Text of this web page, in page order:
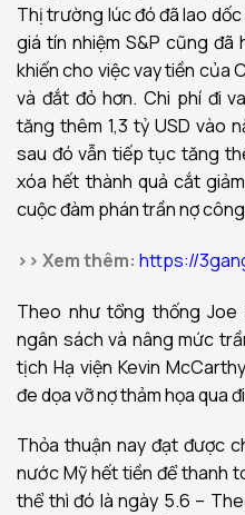
Thị trường lúc đó đã lao
giá tín nhiệm S&P cũng
khiến cho việc vay tiền của
và đắt đỏ hơn. Chi phí đi
tăng thêm 1,3 tỷ USD vào
sau đó vẫn tiếp tục tăng
xóa hết thành quả cắt
cuộc đàm phán trần nợ
>> Xem thêm: https://
Theo như tổng thống Joe
ngân sách và nâng mức
tịch Hạ viện Kevin
đe dọa vỡ nợ thảm họa qua
Thỏa thuận nay đạt được
nước Mỹ hết tiền để thanh
thể thì đó là ngày 5.6 –